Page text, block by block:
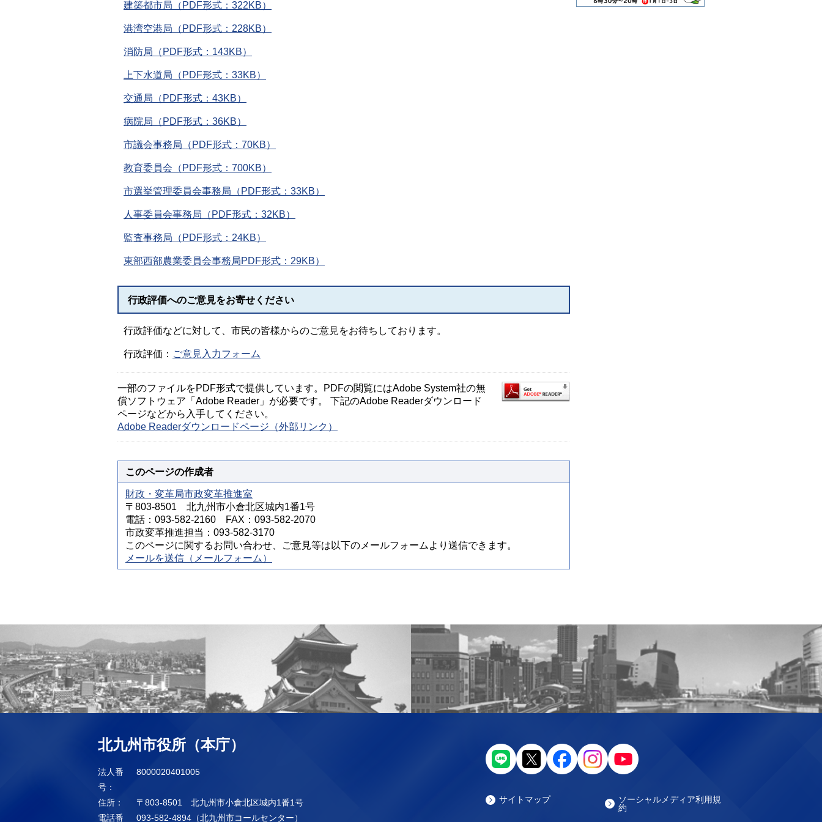
建築都市局（PDF形式：322KB）
港湾空港局（PDF形式：228KB）
消防局（PDF形式：143KB）
上下水道局（PDF形式：33KB）
交通局（PDF形式：43KB）
病院局（PDF形式：36KB）
市議会事務局（PDF形式：70KB）
教育委員会（PDF形式：700KB）
市選挙管理委員会事務局（PDF形式：33KB）
人事委員会事務局（PDF形式：32KB）
監査事務局（PDF形式：24KB）
東部西部農業委員会事務局PDF形式：29KB）
行政評価へのご意見をお寄せください
行政評価などに対して、市民の皆様からのご意見をお待ちしております。
行政評価： ご意見入力フォーム
一部のファイルをPDF形式で提供しています。PDFの閲覧にはAdobe System社の無
償ソフトウェア「Adobe Reader」が必要です。 下記のAdobe Readerダウンロード
ページなどから入手してください。
Adobe Readerダウンロードページ（外部リンク）
このページの作成者
財政・変革局市政変革推進室
〒803-8501 北九州市小倉北区城内1番1号
電話：093-582-2160 FAX：093-582-2070
市政変革推進担当：093-582-3170
このページに関するお問い合わせ、ご意見等は以下のメールフォームより送信できます。
メールを送信（メールフォーム）
北九州市役所（本庁）
法人番
号：
8000020401005
住所：
〒803-8501 北九州市小倉北区城内1番1号
電話番
093-582-4894（北九州市コールセンター）
サイトマップ
ソーシャルメディア利用規
約